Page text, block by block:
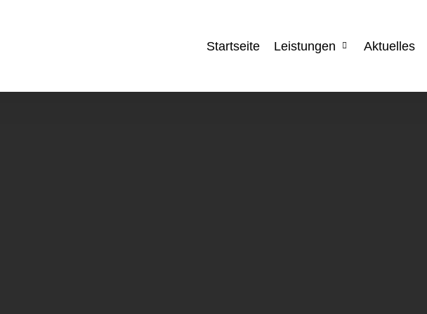
Startseite Leistungen Aktuelles